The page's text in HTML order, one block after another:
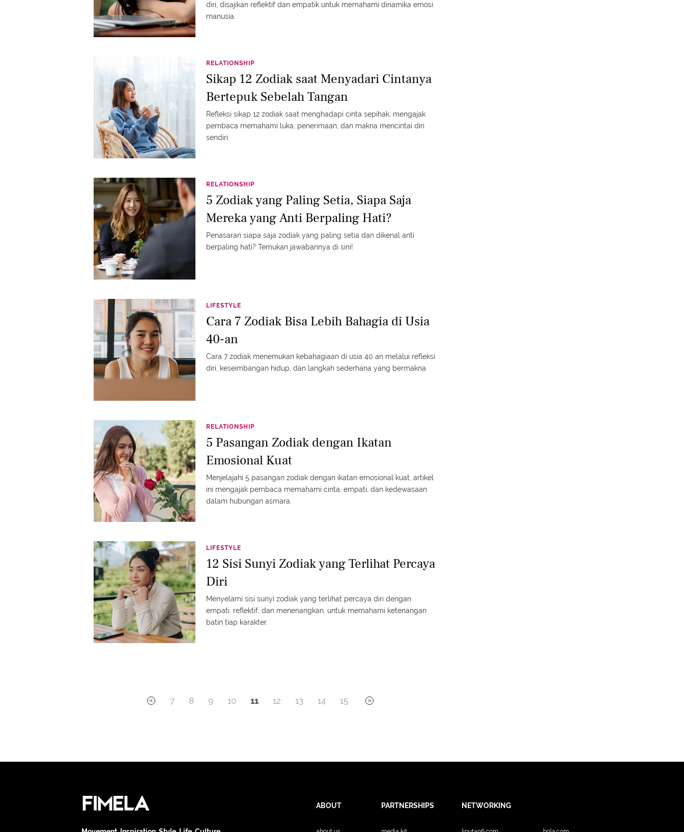
diri, disajikan reflektif dan empatik untuk memahami dinamika emosi
manusia.
RELATIONSHIP
Sikap 12 Zodiak saat Menyadari Cintanya
Bertepuk Sebelah Tangan
Refleksi sikap 12 zodiak saat menghadapi cinta sepihak, mengajak
pembaca memahami luka, penerimaan, dan makna mencintai diri
sendiri.
RELATIONSHIP
5 Zodiak yang Paling Setia, Siapa Saja
Mereka yang Anti Berpaling Hati?
Penasaran siapa saja zodiak yang paling setia dan dikenal anti
berpaling hati? Temukan jawabannya di sini!
LIFESTYLE
Cara 7 Zodiak Bisa Lebih Bahagia di Usia
40-an
Cara 7 zodiak menemukan kebahagiaan di usia 40 an melalui refleksi
diri, keseimbangan hidup, dan langkah sederhana yang bermakna.
RELATIONSHIP
5 Pasangan Zodiak dengan Ikatan
Emosional Kuat
Menjelajahi 5 pasangan zodiak dengan ikatan emosional kuat, artikel
ini mengajak pembaca memahami cinta, empati, dan kedewasaan
dalam hubungan asmara.
LIFESTYLE
12 Sisi Sunyi Zodiak yang Terlihat Percaya
Diri
Menyelami sisi sunyi zodiak yang terlihat percaya diri dengan
empati, reflektif, dan menenangkan, untuk memahami ketenangan
batin tiap karakter.
7 8 9 10 11 12 13 14 15
ABOUT PARTNERSHIPS NETWORKING